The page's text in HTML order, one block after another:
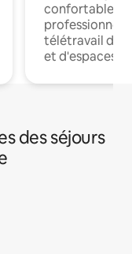
confortables
professionnels
télétravail
et d'espaces
des séjours